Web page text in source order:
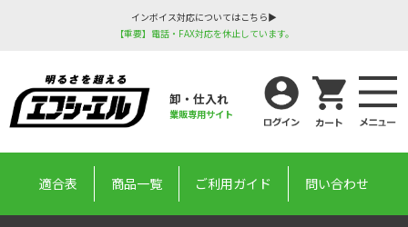
インボイス対応についてはこちら▶
【重要】電話・FAX対応を休止しています。
卸・仕入れ
業販専用サイト
適合表 商品一覧 ご利用ガイド 問い合わせ